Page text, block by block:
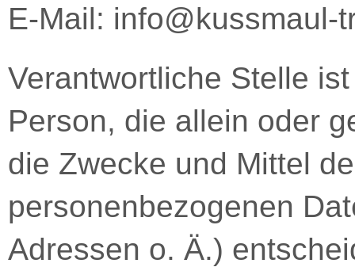
E-Mail: info@kussmaul-
Verantwortliche Stelle
Person, die allein oder
die Zwecke und Mittel
personenbezogenen
Adressen o. Ä.)